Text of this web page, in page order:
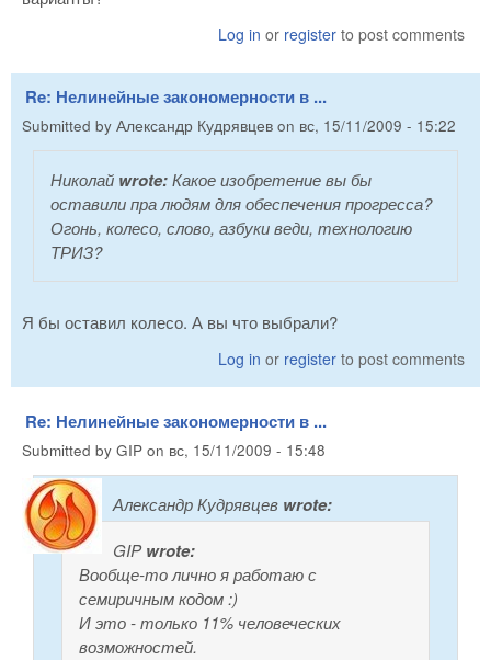
Log in or register to post comments
Re: Нелинейные закономерности в ...
Submitted by Александр Кудрявцев on вс, 15/11/2009 - 15:22
Николай wrote:Какое изобретение вы бы
оставили пра людям для обеспечения прогресса?
Огонь, колесо, слово, азбуки веди, технологию
ТРИЗ?
Я бы оставил колесо. А вы что выбрали?
Log in or register to post comments
Re: Нелинейные закономерности в ...
Submitted by GIP on вс, 15/11/2009 - 15:48
Александр Кудрявцев wrote:
GIPwrote:
Вообще-то лично я работаю с
семиричным кодом :)
И это - только 11% человеческих
возможностей.